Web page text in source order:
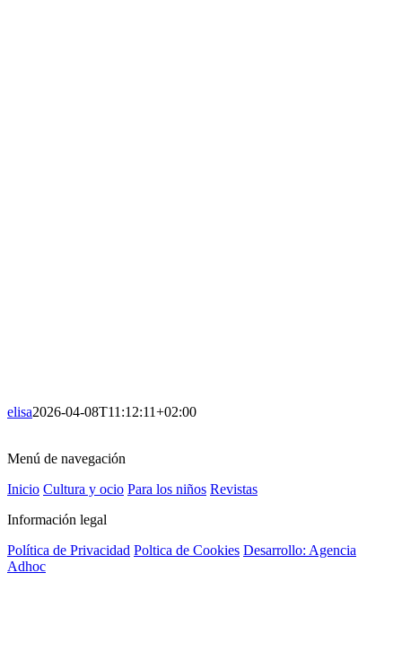
elisa2026-04-08T11:12:11+02:00
Menú de navegación
Inicio Cultura y ocio Para los niños Revistas
Información legal
Política de Privacidad Poltica de Cookies Desarrollo: Agencia
Adhoc